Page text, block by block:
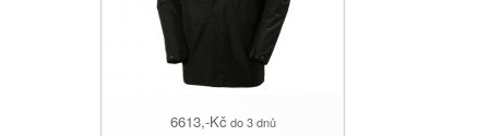
6613,-Kč do 3 dnů